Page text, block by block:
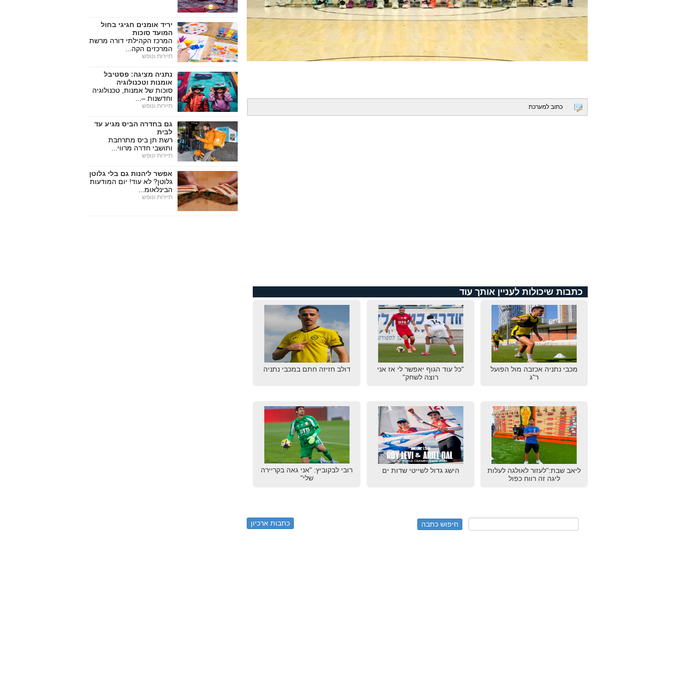
כתוב למערכת
כתבות שיכולות לעניין אותך עוד
מכבי נתניה אכזבה מול הפועל
ר"ג
"כל עוד הגוף יאפשר לי אז אני
רוצה לשחק"
דולב חזיזה חתם במכבי נתניה
ליאב שבת:"לעזור לאולגה לעלות
ליגה זה רווח כפול
הישג גדול לשייטי שדות ים
רובי לבקוביץ: "אני גאה בקריירה
שלי"
כתבות ארכיון
יריד אומנים חגיגי בחול
המועד סוכות
המרכז הקהילתי דורה מרשת
המרכזים הקה...
תיירות ונופש
נתניה מציגה: פסטיבל
אומנות וטכנולוגיה
סוכות של אמנות, טכנולוגיה
וחדשנות –...
תיירות ונופש
גם בחדרה הביס מגיע עד
לבית
רשת תן ביס מתרחבת
ותושבי חדרה מרווי...
תיירות ונופש
אפשר ליהנות גם בלי גלוטן
גלוטן? לא עוד! יום המודעות
הבינלאומ...
תיירות ונופש